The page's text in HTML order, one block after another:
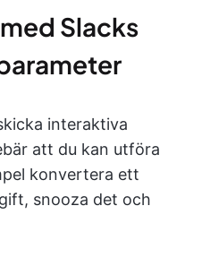
Slacks
interaktiva
att du kan utföra
konvertera ett
snooza det och